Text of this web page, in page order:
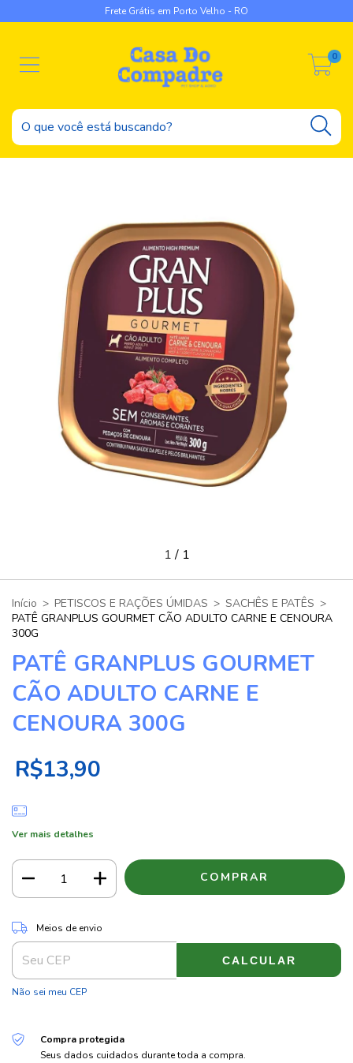
Frete Grátis em Porto Velho - RO
0
1/ 1
Início > PETISCOS E RAÇÕES ÚMIDAS > SACHÊS E PATÊS >
PATÊ GRANPLUS GOURMET CÃO ADULTO CARNE E CENOURA
300G
PATÊ GRANPLUS GOURMET
CÃO ADULTO CARNE E
CENOURA 300G
R$13,90
Ver mais detalhes
Entregas para o CEP:
Meios de envio
CALCULAR
Não sei meu CEP
Compra protegida
Seus dados cuidados durante toda a compra.